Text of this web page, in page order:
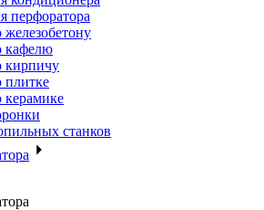
перфоратора
кафелю
кирпичу
плитке
станков